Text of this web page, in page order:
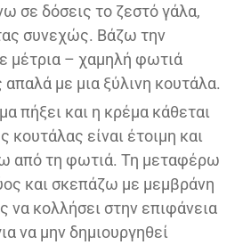
σε δόσεις το ζεστό γάλα,
συνεχώς. Βάζω την
μέτρια – χαμηλή φωτιά
με μια ξύλινη κουτάλα.
πήξει και η κρέμα κάθεται
κουτάλας είναι έτοιμη και
από τη φωτιά. Τη μεταφέρω
και σκεπάζω με μεμβράνη
να κολλήσει στην επιφάνεια
να μην δημιουργηθεί